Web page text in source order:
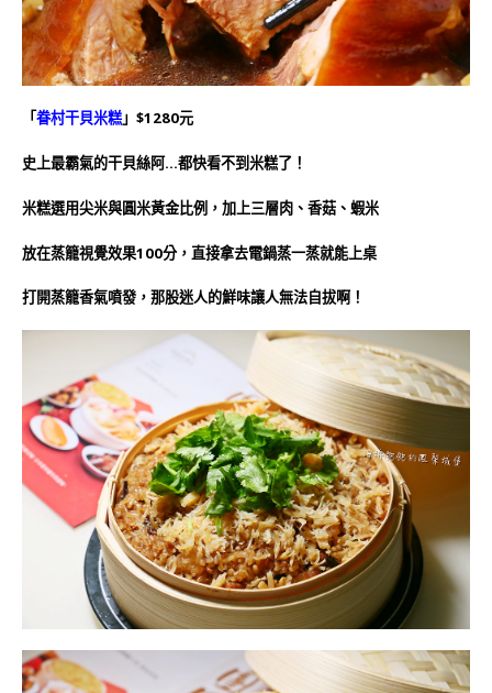
「眷村干貝米糕」$1280元
史上最霸氣的干貝絲阿…都快看不到米糕了！
米糕選用尖米與圓米黃金比例，加上三層肉、香菇、蝦米
放在蒸籠視覺效果100分，直接拿去電鍋蒸一蒸就能上桌
打開蒸籠香氣噴發，那股迷人的鮮味讓人無法自拔啊！